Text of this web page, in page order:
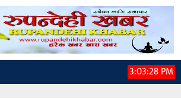
3:03:29 PM